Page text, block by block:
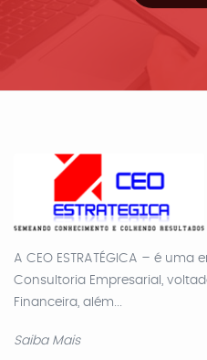
A CEO ESTRATÉGICA – é
Consultoria Empresarial,
Financeira, além...
Saiba Mais